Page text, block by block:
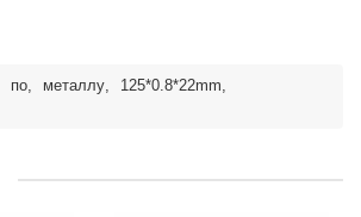
по, металлу, 125*0.8*22mm,